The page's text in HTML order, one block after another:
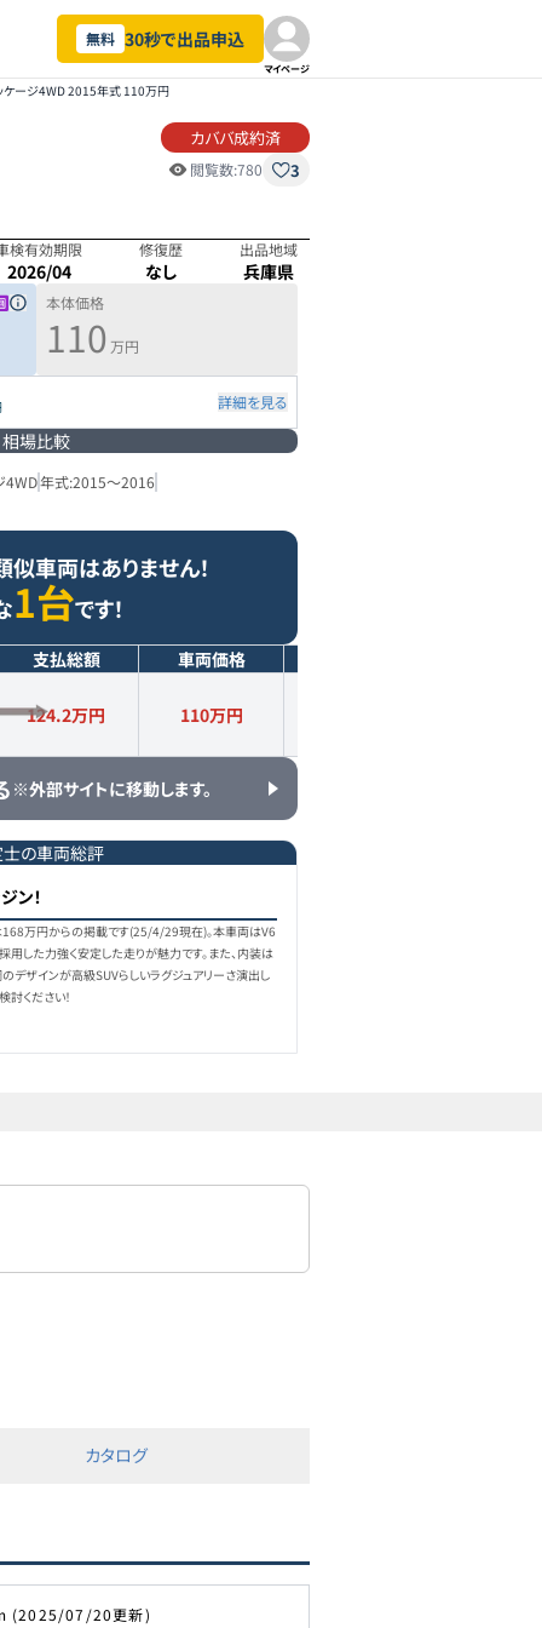
無料 30秒で出品申込
マイページ
ケージ4WD 2015年式 110万円
カババ成約済
閲覧数:780 3
検有効期限
2026/04
修復歴
なし
出品地域
兵庫県
本体価格
110 万円
詳細を見る
相場比較
4WD年式:2015～2016
車両はありません！
1台です！
支払総額 車両価格
124.2万円 110万円
※外部サイトに移動します。
の車両総評
ン！
万円からの掲載です(25/4/29現在)。本車両はV6
した力強く安定した走りが魅力です。また、内装は
デザインが高級SUVらしいラグジュアリーさ演出し
討ください！
カタログ
(2025/07/20更新)